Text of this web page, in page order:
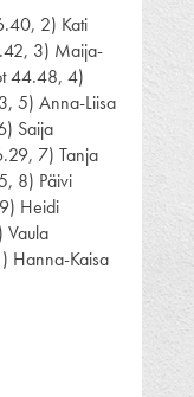
2) Kati
3) Maija-
44.48, 4)
5) Anna-Liisa
Saija
7) Tanja
8) Päivi
Heidi
Vaula
Hanna-Kaisa